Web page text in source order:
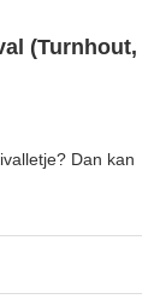
(Turnhout,
Dan kan